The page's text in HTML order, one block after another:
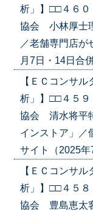
析」】□□４６
協会 小林厚士
／老舗専門店が
月7日・14日合
【ＥＣコンサ
析」】□□４５
協会 清水将平
インストア」／
サイト（2025
【ＥＣコンサ
析」】□□４５
協会 豊島恵太